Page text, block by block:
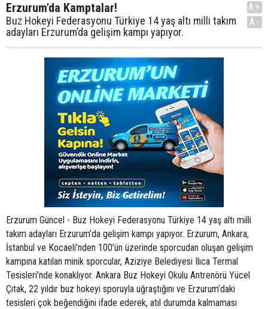
Erzurum'da Kamptalar!
Buz Hokeyi Federasyonu Türkiye 14 yaş altı milli takım
adayları Erzurum’da gelişim kampı yapıyor.
A+
A-
Erzurum Güncel - Buz Hokeyi Federasyonu Türkiye 14 yaş altı milli
takım adayları Erzurum’da gelişim kampı yapıyor. Erzurum, Ankara,
İstanbul ve Kocaeli’nden 100’ün üzerinde sporcudan oluşan gelişim
kampına katılan minik sporcular, Aziziye Belediyesi Ilıca Termal
Tesisleri’nde konaklıyor. Ankara Buz Hokeyi Okulu Antrenörü Yücel
Çıtak, 22 yıldır buz hokeyi sporuyla uğraştığını ve Erzurum’daki
tesisleri çok beğendiğini ifade ederek, atıl durumda kalmaması